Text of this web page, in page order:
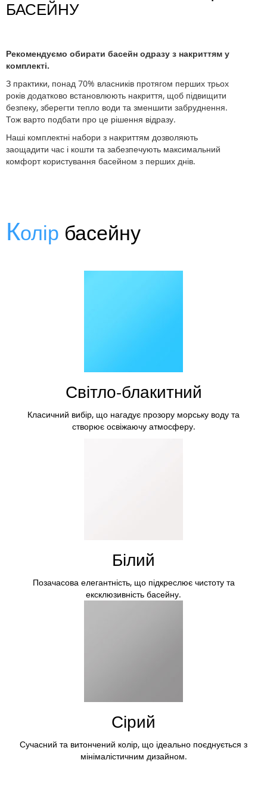
БАСЕЙНУ
Рекомендуємо обирати басейн одразу з накриттям у
комплекті.
З практики, понад 70% власників протягом перших трьох
років додатково встановлюють накриття, щоб підвищити
безпеку, зберегти тепло води та зменшити забруднення.
Тож варто подбати про це рішення відразу.
Наші комплектні набори з накриттям дозволяють
заощадити час і кошти та забезпечують максимальний
комфорт користування басейном з перших днів.
Колір басейну
Світло-блакитний
Класичний вибір, що нагадує прозору морську воду та
створює освіжаючу атмосферу.
Білий
Позачасова елегантність, що підкреслює чистоту та
ексклюзивність басейну.
Сірий
Сучасний та витончений колір, що ідеально поєднується з
мінімалістичним дизайном.